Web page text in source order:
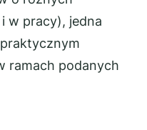
w pracy), jedna
ramach podanych